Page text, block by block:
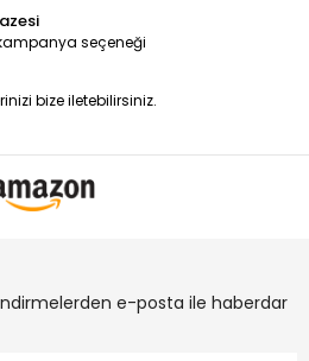
seçeneği
bize iletebilirsiniz.
e-posta ile haberdar